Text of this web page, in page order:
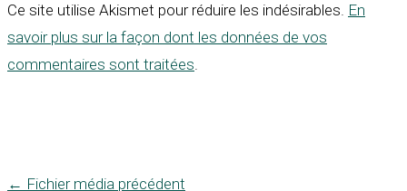
Ce site utilise Akismet pour réduire les indésirables. En
savoir plus sur la façon dont les données de vos
commentaires sont traitées.
← Fichier média précédent